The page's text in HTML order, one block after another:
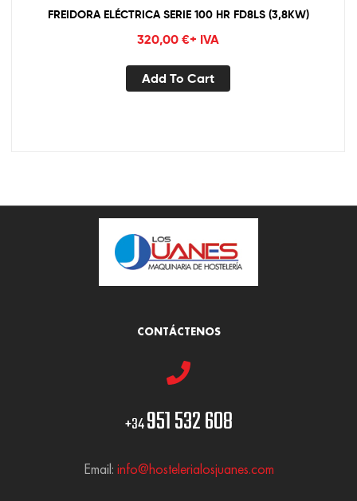
FREIDORA ELÉCTRICA SERIE 100 HR FD8LS (3,8KW)
320,00 €+ IVA
Add To Cart
CONTÁCTENOS
+34951 532 608
Email: info@hostelerialosjuanes.com